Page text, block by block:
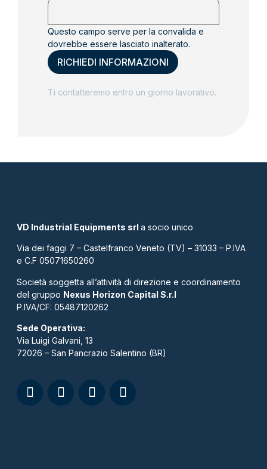
Questo campo serve per la convalida e
dovrebbe essere lasciato inalterato.
Ti contatteremo entro un giorno lavorativo.
VD Industrial Equipments srl a socio unico
Via dei faggi 7 – Castelfranco Veneto (TV) – 31033 – P.IVA
e C.F 05071650260
Società soggetta all’attività di direzione e coordinamento
del gruppo Nexus Horizon Capital S.r.l
P.IVA/CF: 05487120262​
Sede Operativa:
Via Luigi Galvani, 13
72026 – San Pancrazio Salentino (BR)